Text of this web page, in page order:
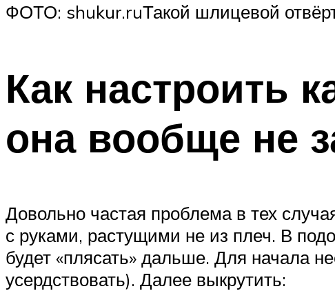
ФОТО: shukur.ruТакой шлицевой
Как настроить
она вообще не
Довольно частая проблема в тех
с руками, растущими не из плеч. В
будет «плясать» дальше. Для начала
усердствовать). Далее выкрутить: